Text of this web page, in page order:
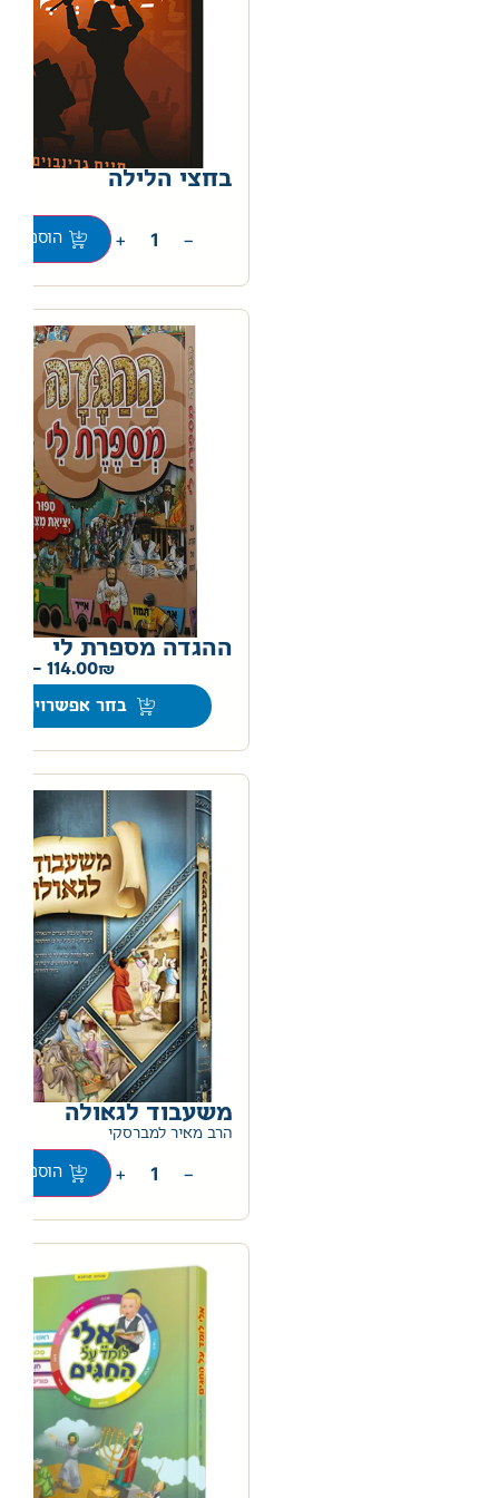
בחצי הלילה
−
+ הוספה
ההגדה מספרת לי
114.00
–
בחר אפשרויות
משעבוד לגאולה
הרב מאיר למברסקי
−
+ הוספה